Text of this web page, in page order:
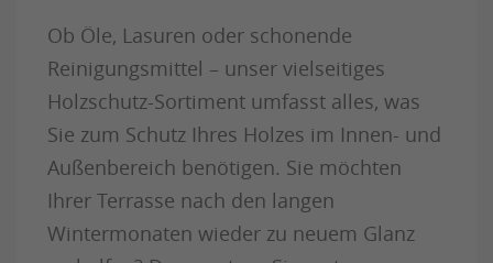
Ob Öle, Lasuren oder schonende
Reinigungsmittel – unser vielseitiges
Holzschutz-Sortiment umfasst alles, was
Sie zum Schutz Ihres Holzes im Innen- und
Außenbereich benötigen. Sie möchten
Ihrer Terrasse nach den langen
Wintermonaten wieder zu neuem Glanz